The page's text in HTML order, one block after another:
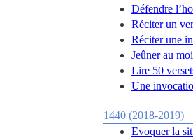
Défendre
Réciter un
Réciter une
Jeûner au
Lire 50
Une
1440 (2018-2019)
Evoquer la